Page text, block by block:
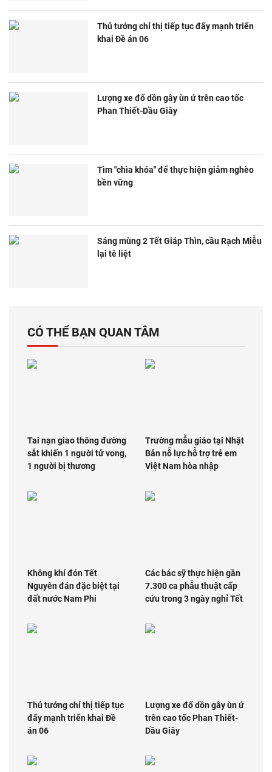
Thủ tướng chỉ thị tiếp tục đẩy mạnh triển
khai Đề án 06
Lượng xe đổ dồn gây ùn ứ trên cao tốc
Phan Thiết-Dầu Giây
Tìm "chìa khóa" để thực hiện giảm nghèo
bền vững
Sáng mùng 2 Tết Giáp Thìn, cầu Rạch Miễu
lại tê liệt
CÓ THỂ BẠN QUAN TÂM
Tai nạn giao thông đường
sắt khiến 1 người tử vong,
1 người bị thương
Trường mẫu giáo tại Nhật
Bản nỗ lực hỗ trợ trẻ em
Việt Nam hòa nhập
Không khí đón Tết
Nguyên đán đặc biệt tại
đất nước Nam Phi
Các bác sỹ thực hiện gần
7.300 ca phẫu thuật cấp
cứu trong 3 ngày nghỉ Tết
Thủ tướng chỉ thị tiếp tục
đẩy mạnh triển khai Đề
án 06
Lượng xe đổ dồn gây ùn ứ
trên cao tốc Phan Thiết-
Dầu Giây